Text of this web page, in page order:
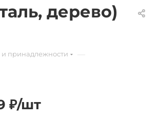
дерево)
принадлежности
₽/шт